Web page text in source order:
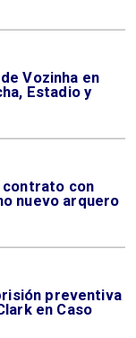
Vozinha en
Estadio y
contrato con
nuevo arquero
preventiva
en Caso